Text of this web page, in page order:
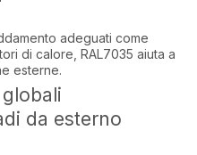
adeguati come
di calore, RAL7035 aiuta a
esterne.
da esterno